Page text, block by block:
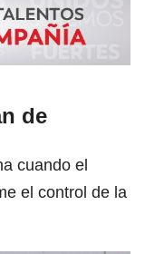
de
cuando el
el control de la